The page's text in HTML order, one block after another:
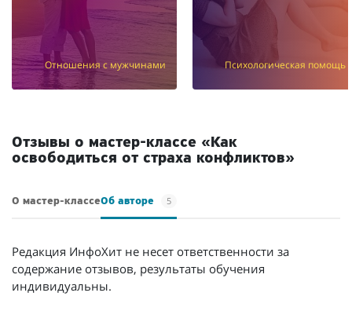
Отношения с мужчинами Психологическая помощь
Отзывы о мастер-классе «Как
освободиться от страха конфликтов»
О мастер-классеОб авторе 5
Редакция ИнфоХит не несет ответственности за
содержание отзывов, результаты обучения
индивидуальны.